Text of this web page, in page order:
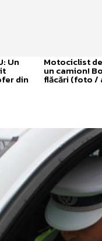
Un
din
Motociclist
un camion!
flăcări (foto /